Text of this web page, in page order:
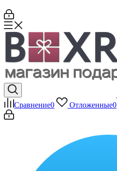
Сравнение0 Отложенные0